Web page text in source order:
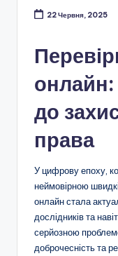
22 Червня, 2025
онлайн:
до
права
У цифрову епоху,
неймовірною
онлайн стала
дослідників та
серйозною
доброчесність та